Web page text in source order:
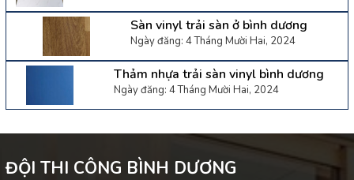
Sàn vinyl trải sàn ở bình dương
Ngày đăng: 4 Tháng Mười Hai, 2024
Thảm nhựa trải sàn vinyl bình dương
Ngày đăng: 4 Tháng Mười Hai, 2024
ĐỘI THI CÔNG BÌNH DƯƠNG